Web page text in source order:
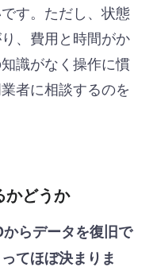
す。ただし、状態
、費用と時間がか
識がなく操作に慣
者に相談するのを
かどうか
らデータを復旧で
てほぼ決まりま